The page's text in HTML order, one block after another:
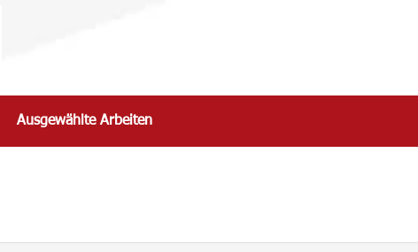
Ausgewählte Arbeiten